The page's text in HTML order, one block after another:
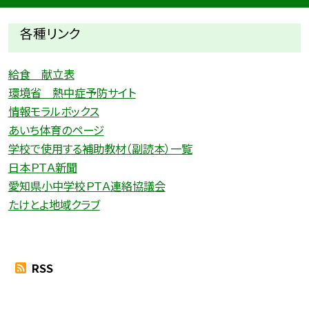
各種リンク
給食 献立表
環境省 熱中症予防サイト
情報モラルボックス
あいち体育のページ
学校で使用する補助教材（副読本）一覧
日本ＰＴＡ新聞
愛知県小中学校ＰＴＡ連絡協議会
たけとよ地域クラブ
RSS